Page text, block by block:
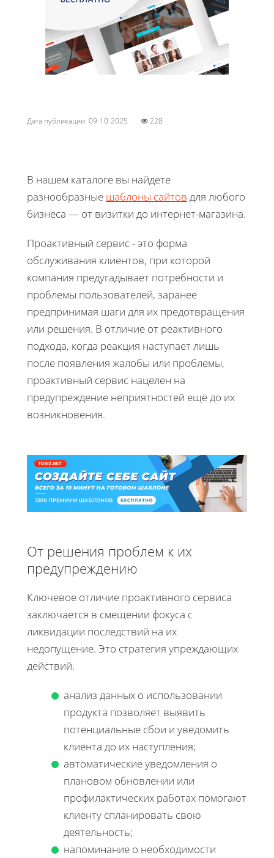
Дата публикации: 09-10-2025 228
В нашем каталоге вы найдете
разнообразные шаблоны сайтов для любого
бизнеса — от визитки до интернет-магазина.
Проактивный сервис - это форма
обслуживания клиентов, при которой
компания предугадывает потребности и
проблемы пользователей, заранее
предпринимая шаги для их предотвращения
или решения. В отличие от реактивного
подхода, когда реакция наступает лишь
после появления жалобы или проблемы,
проактивный сервис нацелен на
предупреждение неприятностей ещё до их
возникновения.
От решения проблем к их
предупреждению
Ключевое отличие проактивного сервиса
заключается в смещении фокуса с
ликвидации последствий на их
недопущение. Это стратегия упреждающих
действий.
анализ данных о использовании
продукта позволяет выявить
потенциальные сбои и уведомить
клиента до их наступления;
автоматические уведомления о
плановом обновлении или
профилактических работах помогают
клиенту спланировать свою
деятельность;
напоминание о необходимости